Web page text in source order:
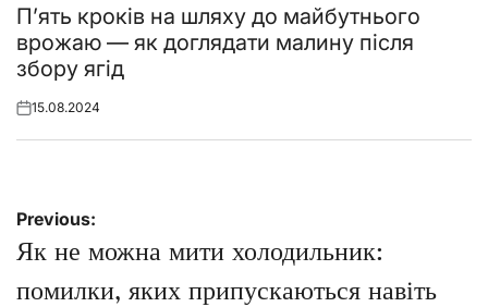
in
П’ять кроків на шляху до майбутнього
врожаю — як доглядати малину після
збору ягід
Posted
15.08.2024
Навігація
записів
Previous:
Як не можна мити холодильник:
помилки, яких припускаються навіть